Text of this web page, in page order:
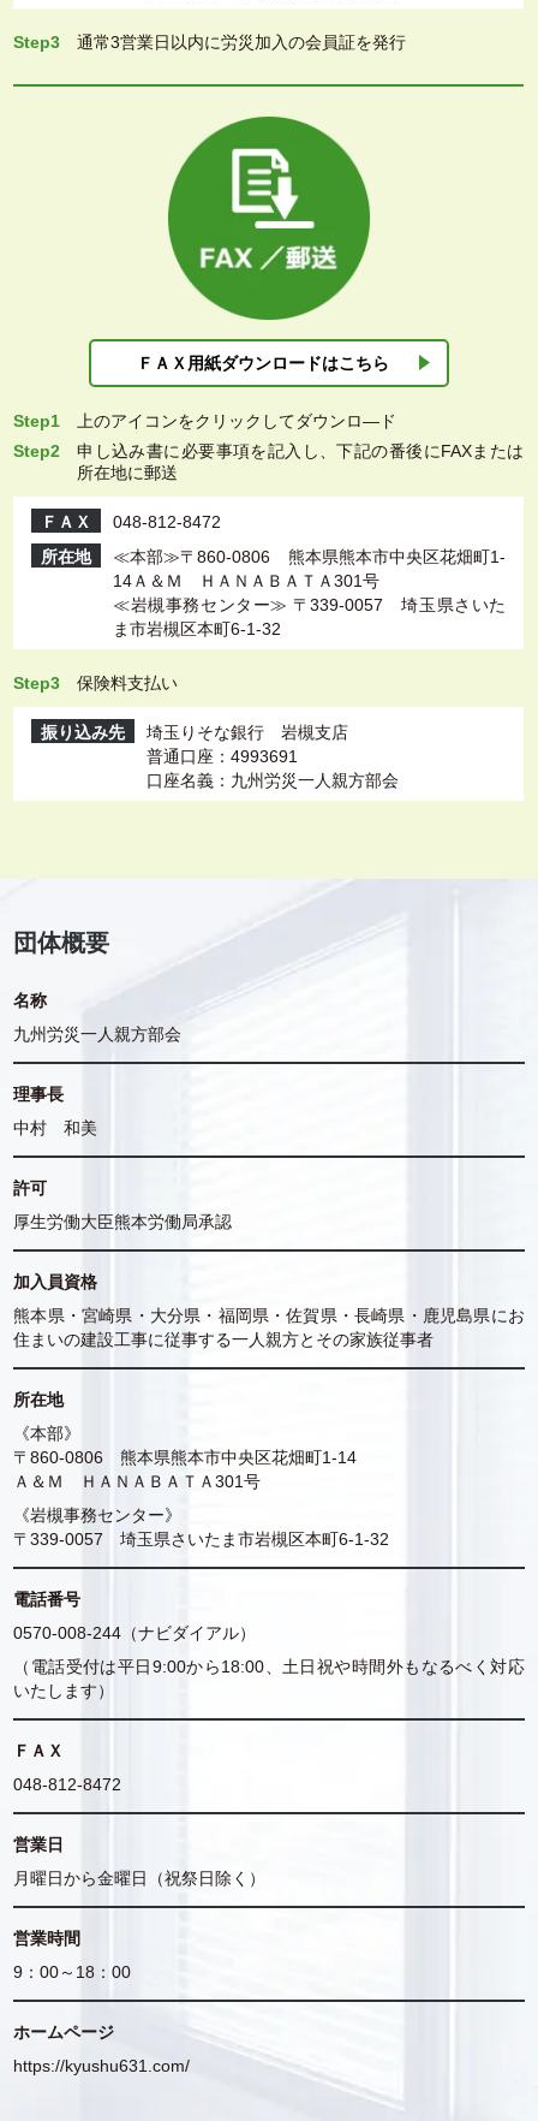
Step3 通常3営業日以内に労災加入の会員証を発行
ＦＡＸ用紙ダウンロードはこちら
Step1 上のアイコンをクリックしてダウンロ―ド
Step2
申し込み書に必要事項を記入し、下記の番後にFAXまたは
所在地に郵送
ＦＡＸ
048-812-8472
所在地
≪本部≫〒860-0806 熊本県熊本市中央区花畑町1-
14Ａ＆Ｍ ＨＡＮＡＢＡＴＡ301号
≪岩槻事務センター≫ 〒339-0057 埼玉県さいた
ま市岩槻区本町6-1-32
Step3 保険料支払い
振り込み先
埼玉りそな銀行 岩槻支店
普通口座：4993691
口座名義：九州労災一人親方部会
団体概要
名称
九州労災一人親方部会
理事長
中村 和美
許可
厚生労働大臣熊本労働局承認
加入員資格
熊本県・宮崎県・大分県・福岡県・佐賀県・長崎県・鹿児島県にお
住まいの建設工事に従事する一人親方とその家族従事者
所在地
《本部》
〒860-0806 熊本県熊本市中央区花畑町1-14
Ａ＆Ｍ ＨＡＮＡＢＡＴＡ301号
《岩槻事務センター》
〒339-0057 埼玉県さいたま市岩槻区本町6-1-32
電話番号
0570-008-244（ナビダイアル）
（電話受付は平日9:00から18:00、土日祝や時間外もなるべく対応
いたします）
ＦＡＸ
048-812-8472
営業日
月曜日から金曜日（祝祭日除く）
営業時間
9：00～18：00
ホームページ
https://kyushu631.com/